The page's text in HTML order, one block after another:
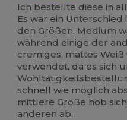
Ich bestellte diese in
Es war ein
den Größen. Medium
während einige der
cremiges, mattes Weiß
verwendet, da es sich
schnell wie möglich
mittlere Größe hob
anderen ab.